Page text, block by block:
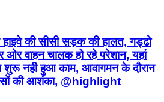
की सीसी सड़क की हालत, गड्ढो
ओर वाहन चालक हो रहे परेशान, यहां
नही हुआ काम, आवागमन के दौरान
की आशंका, @highlight